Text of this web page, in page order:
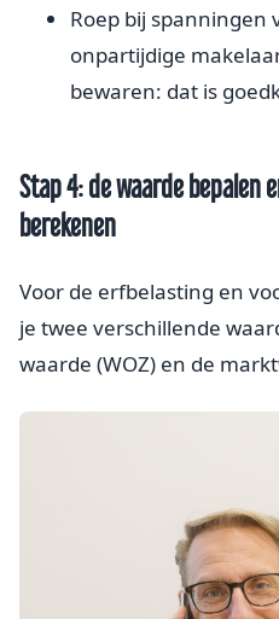
Roep bij spanningen
onpartijdige
bewaren: dat is
Stap 4: de waarde bepalen
berekenen
Voor de erfbelasting en
je twee verschillende
waarde (WOZ) en de